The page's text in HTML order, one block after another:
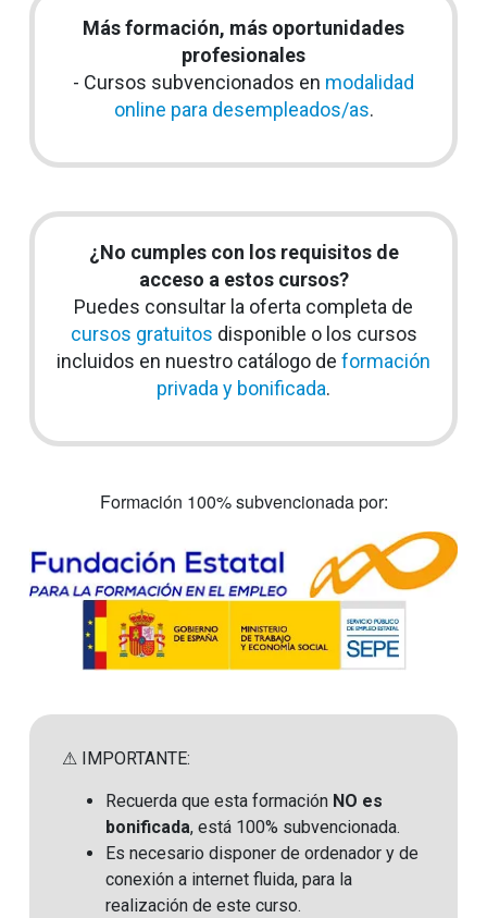
Más formación, más oportunidades
profesionales
- Cursos subvencionados en modalidad
online para desempleados/as.
¿No cumples con los requisitos de
acceso a estos cursos?
Puedes consultar la oferta completa de
cursos gratuitos disponible o los cursos
incluidos en nuestro catálogo de formación
privada y bonificada.
Formación 100% subvencionada por:
⚠ IMPORTANTE:
Recuerda que esta formación NO es
bonificada, está 100% subvencionada.
Es necesario disponer de ordenador y de
conexión a internet fluida, para la
realización de este curso.